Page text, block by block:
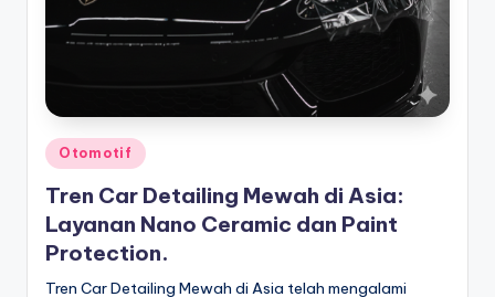
Posted
Otomotif
Tren Car Detailing Mewah di Asia:
Layanan Nano Ceramic dan Paint
Protection.
Tren Car Detailing Mewah di Asia telah mengalami